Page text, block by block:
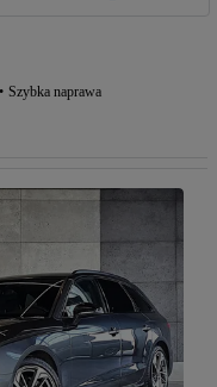
Szybka naprawa